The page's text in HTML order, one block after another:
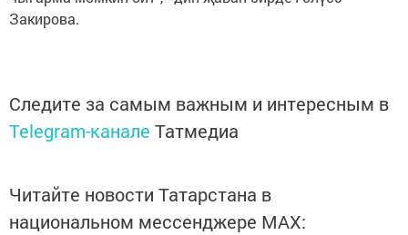
Закирова.
Следите за самым важным и интересным в
Telegram-канале Татмедиа
Читайте новости Татарстана в
национальном мессенджере MАХ: